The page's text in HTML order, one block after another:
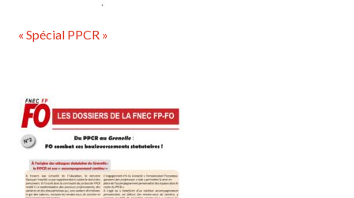
« Spécial PPCR »